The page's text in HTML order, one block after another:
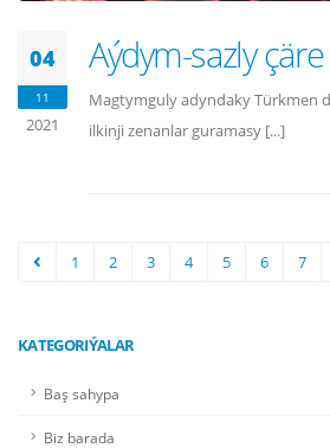
04
11
2021
Aýdym-sazly
Magtymguly adyndaky Türkmen
ilkinji zenanlar guramasy [...]
1 2 3 4 5 6 7
KATEGORIÝALAR
Baş sahypa
Biz barada